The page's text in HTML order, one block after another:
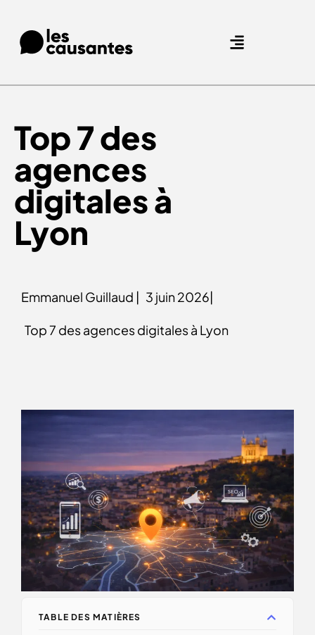
Top 7 des
agences
digitales à
Lyon
Emmanuel Guillaud | 3 juin 2026|
Top 7 des agences digitales à Lyon
TABLE DES MATIÈRES